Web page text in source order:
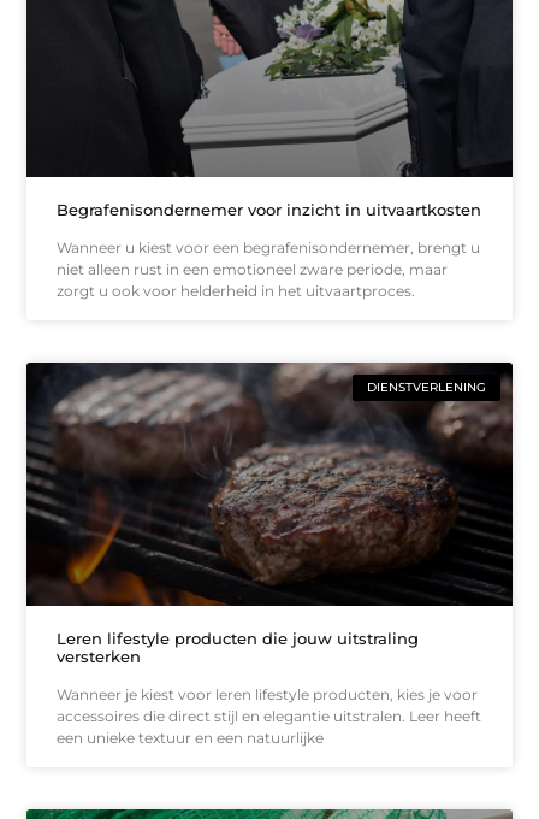
Begrafenisondernemer voor inzicht in uitvaartkosten
Wanneer u kiest voor een begrafenisondernemer, brengt u
niet alleen rust in een emotioneel zware periode, maar
zorgt u ook voor helderheid in het uitvaartproces.
DIENSTVERLENING
Leren lifestyle producten die jouw uitstraling
versterken
Wanneer je kiest voor leren lifestyle producten, kies je voor
accessoires die direct stijl en elegantie uitstralen. Leer heeft
een unieke textuur en een natuurlijke